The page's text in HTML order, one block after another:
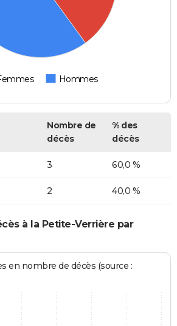
Hommes
Nombre de
décès
% des
décès
3 60,0 %
2 40,0 %
à la Petite-Verrière par
en nombre de décès (source :